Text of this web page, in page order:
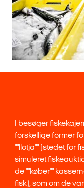
I besøger
forskellige former
""llotja"" (stedet for
simuleret
de ""køber""
fisk), som om de